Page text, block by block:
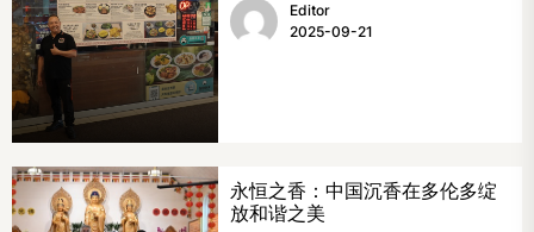
Editor
2025-09-21
永恒之香：中国沉香在多伦多绽
放和谐之美